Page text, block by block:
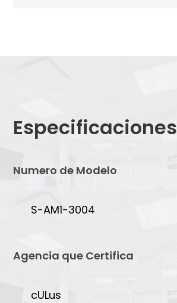
Especificaciones
Numero de Modelo
S-AM1-3004
Agencia que Certifica
cULus